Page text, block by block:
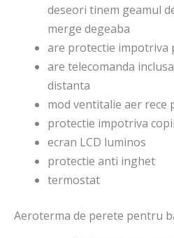
deseori tinem geamul
merge degeaba
are protectie impotriva
are telecomanda
distanta
mod ventitalie aer rece
protectie impotriva
ecran LCD luminos
protectie anti inghet
termostat
Aeroterma de perete pentru